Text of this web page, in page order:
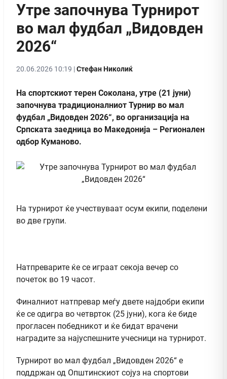
Утре започнува Турнирот
во мал фудбал „Видовдeн
2026“
20.06.2026 10:19 |Стефан Николиќ
На спортскиот терен Соколана, утре (21 јуни)
започнува традиционалниот Турнир во мал
фудбал „Видовдeн 2026“, во организација на
Српската заедница во Македонија – Регионален
одбор Куманово.
На турнирот ќе учествуваат осум екипи, поделени
во две групи.
Натпреварите ќе се играат секоја вечер со
почеток во 19 часот.
Финалниот натпревар меѓу двете најдобри екипи
ќе се одигра во четврток (25 јуни), кога ќе биде
прогласен победникот и ќе бидат врачени
наградите за најуспешните учесници на турнирот.
Турнирот во мал фудбал „Видовдeн 2026“ е
поддржан од Општинскиот сојуз на спортови